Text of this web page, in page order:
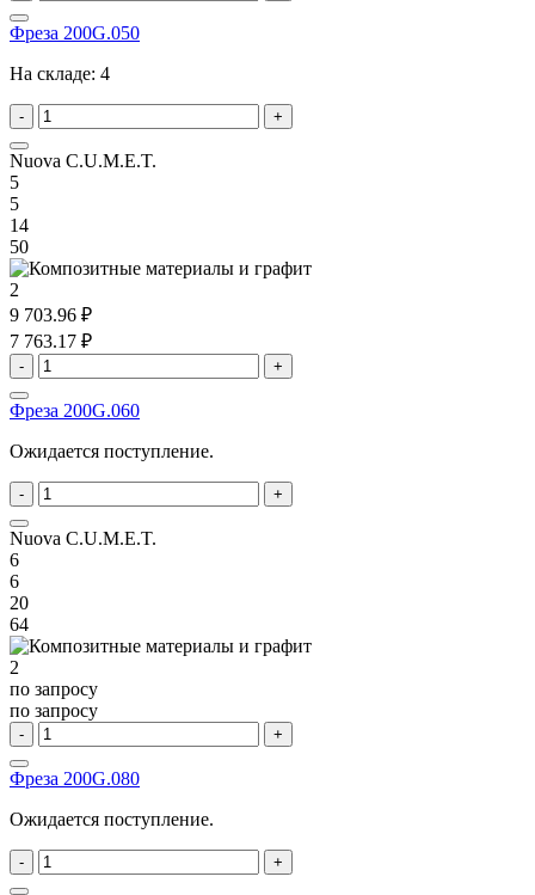
Фреза 200G.050
На складе: 4
- +
Nuova C.U.M.E.T.
5
5
14
50
2
9 703.96 ₽
7 763.17 ₽
- +
Фреза 200G.060
Ожидается поступление.
- +
Nuova C.U.M.E.T.
6
6
20
64
2
по запросу
по запросу
- +
Фреза 200G.080
Ожидается поступление.
- +